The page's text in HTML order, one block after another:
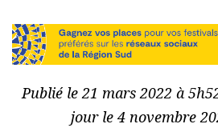
Publié le 21 mars 2022 à
jour le 4 novembre